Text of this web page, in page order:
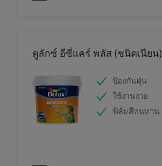
ดูลักซ์ อีซี่แคร์ พลัส (ชนิดเนียน)
ป้องกันฝุ่น
ใช้งานง่าย
ฟิล์มสีทนทาน